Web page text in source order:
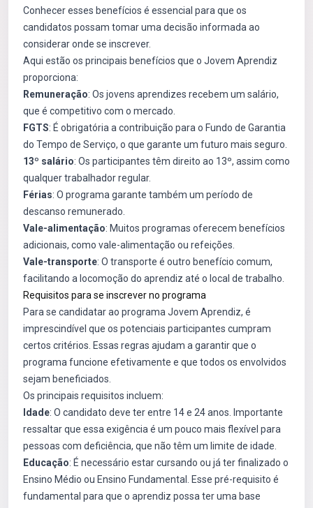
Conhecer esses benefícios é essencial para que os
candidatos possam tomar uma decisão informada ao
considerar onde se inscrever.
Aqui estão os principais benefícios que o Jovem Aprendiz
proporciona:
Remuneração: Os jovens aprendizes recebem um salário,
que é competitivo com o mercado.
FGTS: É obrigatória a contribuição para o Fundo de Garantia
do Tempo de Serviço, o que garante um futuro mais seguro.
13º salário: Os participantes têm direito ao 13º, assim como
qualquer trabalhador regular.
Férias: O programa garante também um período de
descanso remunerado.
Vale-alimentação: Muitos programas oferecem benefícios
adicionais, como vale-alimentação ou refeições.
Vale-transporte: O transporte é outro benefício comum,
facilitando a locomoção do aprendiz até o local de trabalho.
Requisitos para se inscrever no programa
Para se candidatar ao programa Jovem Aprendiz, é
imprescindível que os potenciais participantes cumpram
certos critérios. Essas regras ajudam a garantir que o
programa funcione efetivamente e que todos os envolvidos
sejam beneficiados.
Os principais requisitos incluem:
Idade: O candidato deve ter entre 14 e 24 anos. Importante
ressaltar que essa exigência é um pouco mais flexível para
pessoas com deficiência, que não têm um limite de idade.
Educação: É necessário estar cursando ou já ter finalizado o
Ensino Médio ou Ensino Fundamental. Esse pré-requisito é
fundamental para que o aprendiz possa ter uma base